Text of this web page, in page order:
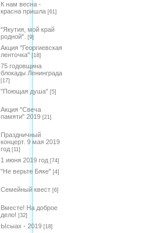
К нам весна -
красна пришла [61]
"Якутия, мой край
родной".
[9]
Акция "Георгиевская
ленточка" [18]
75 годовщина
блокады Ленинграда
[17]
"Поющая душа" [5]
Акция "Свеча
памяти" 2019 [21]
Праздничный
концерт. 9 мая 2019
год [11]
1 июня 2019 год [74]
"Не верьте Бяке" [4]
Семейный квест [6]
Вместе! На доброе
дело! [32]
Ысыах - 2019 [18]